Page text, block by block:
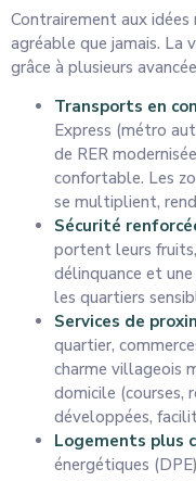
Contrairement aux idées
agréable que jamais. La
grâce à plusieurs
Transports en
Express (métro
de RER
confortable. Les
se multiplient,
Sécurité
portent leurs
délinquance et
les quartiers
Services de
quartier,
charme villageois
domicile (courses,
développées,
Logements plus
énergétiques